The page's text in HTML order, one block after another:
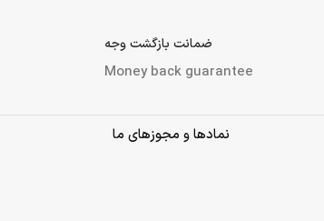
ضمانت بازگشت وجه
Money back guarantee
نمادها و مجوزهای ما